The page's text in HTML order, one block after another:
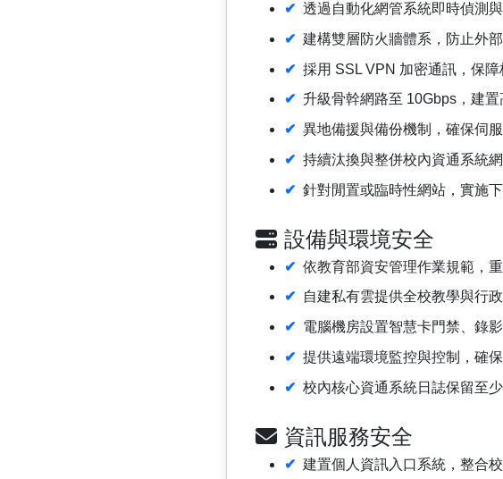
透過自動化網管系統即時偵測與
建構雙層防火牆體系，防止外部
採用 SSL VPN 加密通訊，保障
升級骨幹網路至 10Gbps，建
異地備援與備份機制，確保伺
持續汰換與整併校內資通系統
針對閒置或臨時性網站，實施
設備與環境安全
依教育部資安管理作業規範，
自建私有雲提供全校教學與行
電腦機房設置智慧卡門禁、錄
提供遠端環境監控與控制，確保
校內核心資通系統日誌保留至
資訊服務安全
建置個人資訊入口系統，整合